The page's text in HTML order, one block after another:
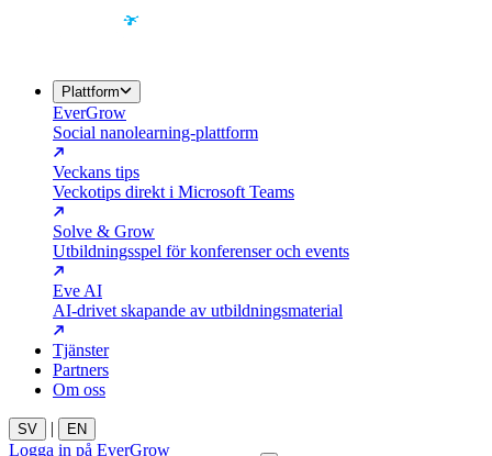
Plattform
EverGrow
Social nanolearning-plattform
Veckans tips
Veckotips direkt i Microsoft Teams
Solve & Grow
Utbildningsspel för konferenser och events
Eve AI
AI-drivet skapande av utbildningsmaterial
Tjänster
Partners
Om oss
SV | EN
Logga in på EverGrow